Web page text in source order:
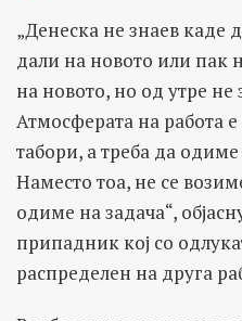
„Денеска не знаев каде
дали на новото или пак
на новото, но од утре не
Атмосферата на работа
табори, а треба да
Наместо тоа, не се
одиме на задача“,
припадник кој со
распределен на друга